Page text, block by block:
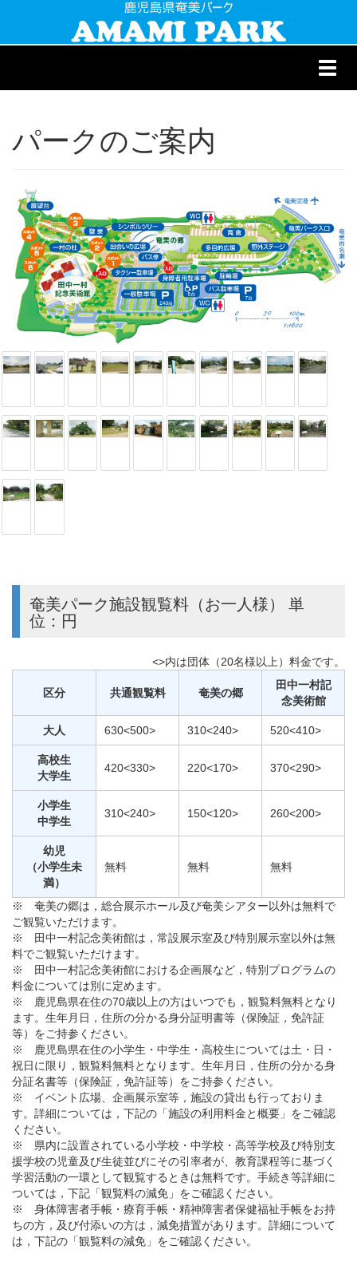
パークのご案内
奄美パーク施設観覧料（お一人様） 単
位：円
<>内は団体（20名様以上）料金です。
区分 共通観覧料 奄美の郷
田中一村記
念美術館
大人 630<500> 310<240> 520<410>
高校生
大学生
420<330> 220<170> 370<290>
小学生
中学生
310<240> 150<120> 260<200>
幼児
（小学生未
満）
無料 無料 無料
※ 奄美の郷は，総合展示ホール及び奄美シアター以外は無料で
ご観覧いただけます。
※ 田中一村記念美術館は，常設展示室及び特別展示室以外は無
料でご観覧いただけます。
※ 田中一村記念美術館における企画展など，特別プログラムの
料金については別に定めます。
※ 鹿児島県在住の70歳以上の方はいつでも，観覧料無料となり
ます。生年月日，住所の分かる身分証明書等（保険証，免許証
等）をご持参ください。
※ 鹿児島県在住の小学生・中学生・高校生については土・日・
祝日に限り，観覧料無料となります。生年月日，住所の分かる身
分証名書等（保険証，免許証等）をご持参ください。
※ イベント広場、企画展示室等，施設の貸出も行っておりま
す。詳細については，下記の「施設の利用料金と概要」をご確認
ください。
※ 県内に設置されている小学校・中学校・高等学校及び特別支
援学校の児童及び生徒並びにその引率者が、教育課程等に基づく
学習活動の一環として観覧するときは無料です。手続き等詳細に
ついては，下記「観覧料の減免」をご確認ください。
※ 身体障害者手帳・療育手帳・精神障害者保健福祉手帳をお持
ちの方，及び付添いの方は，減免措置があります。詳細について
は，下記の「観覧料の減免」をご確認ください。